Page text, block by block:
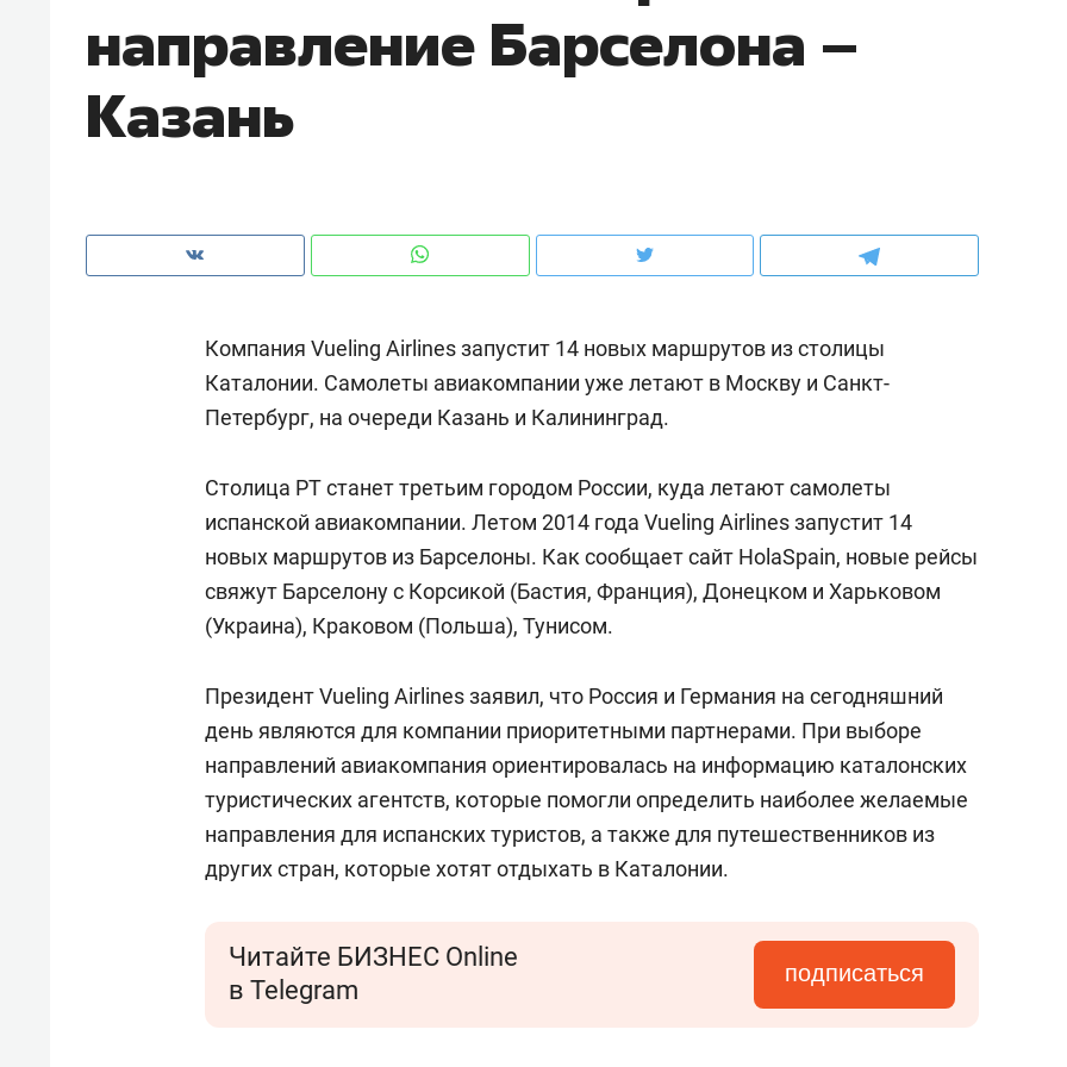
направление Барселона –
Казань
Компания Vueling Airlines запустит 14 новых маршрутов из столицы
Каталонии. Самолеты авиакомпании уже летают в Москву и Санкт-
Петербург, на очереди Казань и Калининград.
Столица РТ станет третьим городом России, куда летают самолеты
испанской авиакомпании. Летом 2014 года Vueling Airlines запустит 14
новых маршрутов из Барселоны. Как сообщает сайт HolaSpain, новые рейсы
свяжут Барселону с Корсикой (Бастия, Франция), Донецком и Харьковом
(Украина), Краковом (Польша), Тунисом.
Президент Vueling Airlines заявил, что Россия и Германия на сегодняшний
день являются для компании приоритетными партнерами. При выборе
направлений авиакомпания ориентировалась на информацию каталонских
туристических агентств, которые помогли определить наиболее желаемые
направления для испанских туристов, а также для путешественников из
других стран, которые хотят отдыхать в Каталонии.
Читайте БИЗНЕС Online
в Telegram
подписаться
рынки, почему надо знать аксакалов и
чем интересен Оман?
клиентах и чудных запросах мастеров
строят тишину в казанском
ЖК «Заря»
«Директорский невроз» –
когда человек не считает
свою сверхнагрузку
Наседкина: «Ремонт
с мебелью за 2
для меня это